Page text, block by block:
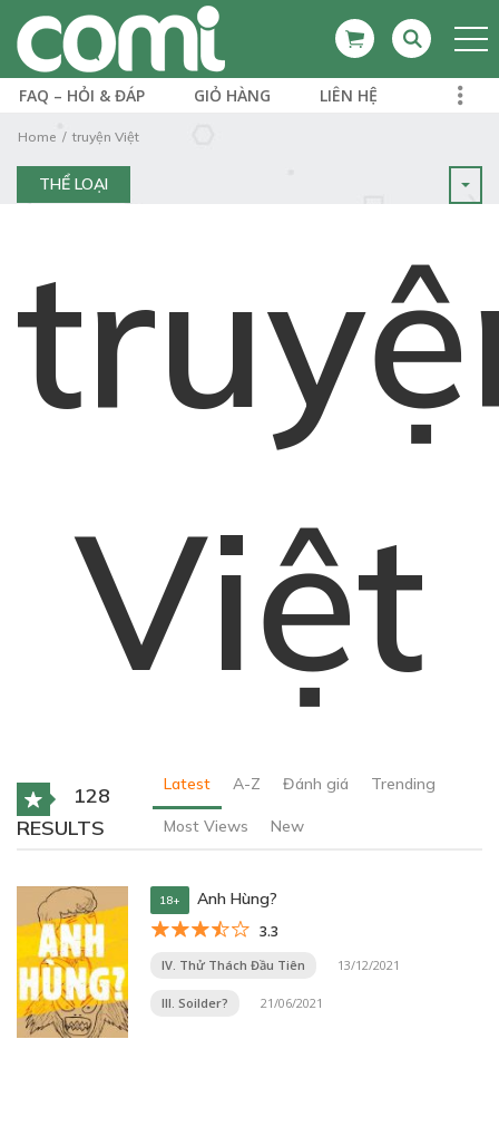
FAQ – HỎI & ĐÁP GIỎ HÀNG LIÊN HỆ
Home truyện Việt
THỂ LOẠI
Việt
128
RESULTS
Latest A-Z Đánh giá Trending
Most Views New
18+ Anh Hùng?
3.3
IV. Thử Thách Đầu Tiên 13/12/2021
III. Soilder? 21/06/2021